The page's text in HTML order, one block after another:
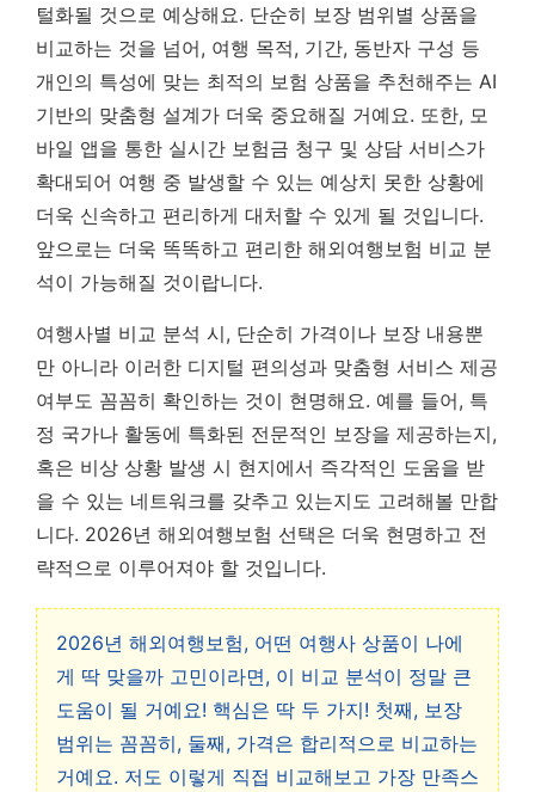
털화될 것으로 예상해요. 단순히 보장 범위별 상품을
비교하는 것을 넘어, 여행 목적, 기간, 동반자 구성 등
개인의 특성에 맞는 최적의 보험 상품을 추천해주는 AI
기반의 맞춤형 설계가 더욱 중요해질 거예요. 또한, 모
바일 앱을 통한 실시간 보험금 청구 및 상담 서비스가
확대되어 여행 중 발생할 수 있는 예상치 못한 상황에
더욱 신속하고 편리하게 대처할 수 있게 될 것입니다.
앞으로는 더욱 똑똑하고 편리한 해외여행보험 비교 분
석이 가능해질 것이랍니다.
여행사별 비교 분석 시, 단순히 가격이나 보장 내용뿐
만 아니라 이러한 디지털 편의성과 맞춤형 서비스 제공
여부도 꼼꼼히 확인하는 것이 현명해요. 예를 들어, 특
정 국가나 활동에 특화된 전문적인 보장을 제공하는지,
혹은 비상 상황 발생 시 현지에서 즉각적인 도움을 받
을 수 있는 네트워크를 갖추고 있는지도 고려해볼 만합
니다. 2026년 해외여행보험 선택은 더욱 현명하고 전
략적으로 이루어져야 할 것입니다.
2026년 해외여행보험, 어떤 여행사 상품이 나에
게 딱 맞을까 고민이라면, 이 비교 분석이 정말 큰
도움이 될 거예요! 핵심은 딱 두 가지! 첫째, 보장
범위는 꼼꼼히, 둘째, 가격은 합리적으로 비교하는
거예요. 저도 이렇게 직접 비교해보고 가장 만족스